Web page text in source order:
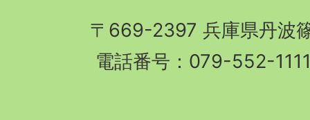
〒669-2397 兵庫県丹波
電話番号：079-552-